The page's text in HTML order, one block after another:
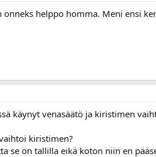
helppo homma. Meni ensi
käynyt venasäätö ja kiristimen
kiristimen?
se on tallilla eikä koton niin en